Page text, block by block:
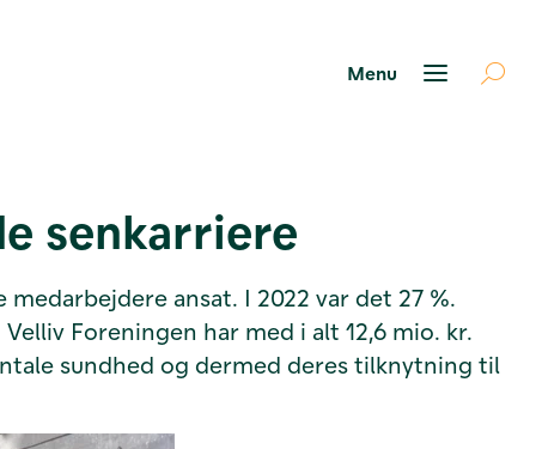
senkarriere
ansat. I 2022 var det 27 %.
Foreningen har med i alt 12,6 mio. kr.
sundhed og dermed deres tilknytning til